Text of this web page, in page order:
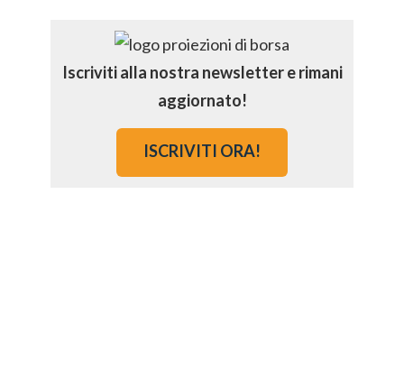
Iscriviti alla nostra newsletter e rimani
aggiornato!
ISCRIVITI ORA!